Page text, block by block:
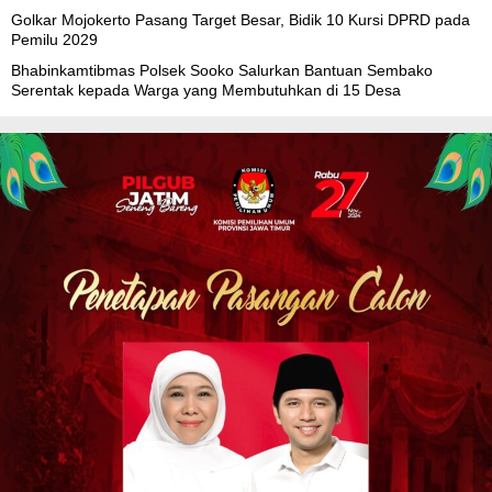
Golkar Mojokerto Pasang Target Besar, Bidik 10 Kursi DPRD pada
Pemilu 2029
Bhabinkamtibmas Polsek Sooko Salurkan Bantuan Sembako
Serentak kepada Warga yang Membutuhkan di 15 Desa